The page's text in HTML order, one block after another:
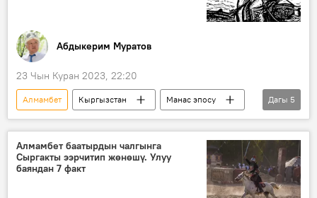
Абдыкерим Муратов
23 Чын Куран 2023, 22:20
Алмамбет Кыргызстан
Манас эпосу
Манас дүйнөсү
Манас
Чубак
Бакай
Сыргак
Дагы 5
Алмамбет баатырдын чалгынга
Сыргакты ээрчитип жөнөшү. Улуу
баяндан 7 факт